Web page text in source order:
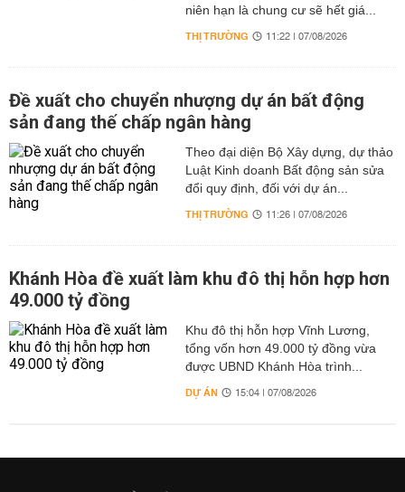
niên hạn là chung cư sẽ hết giá...
THỊ TRƯỜNG 11:22 | 07/08/2026
Đề xuất cho chuyển nhượng dự án bất động
sản đang thế chấp ngân hàng
Theo đại diện Bộ Xây dựng, dự thảo
Luật Kinh doanh Bất động sản sửa
đổi quy định, đối với dự án...
THỊ TRƯỜNG 11:26 | 07/08/2026
Khánh Hòa đề xuất làm khu đô thị hỗn hợp hơn
49.000 tỷ đồng
Khu đô thị hỗn hợp Vĩnh Lương,
tổng vốn hơn 49.000 tỷ đồng vừa
được UBND Khánh Hòa trình...
DỰ ÁN 15:04 | 07/08/2026